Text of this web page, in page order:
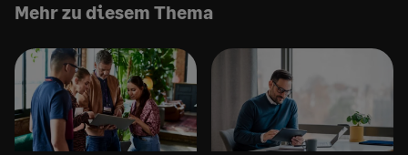
Mehr zu diesem Thema